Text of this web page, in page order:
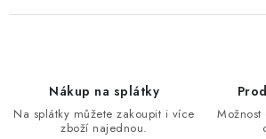
Nákup na splátky
Na splátky můžete zakoupit i více
zboží najednou.
Možnost